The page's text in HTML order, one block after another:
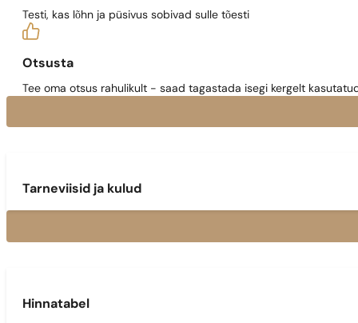
Testi, kas lõhn ja püsivus sobivad sulle tõesti
Otsusta
Tee oma otsus rahulikult - saad tagastada isegi kergelt
Tarneviisid ja kulud
Hinnatabel